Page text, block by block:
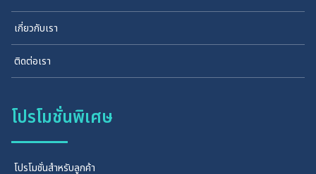
เกี่ยวกับเรา
ติดต่อเรา
โปรโมชั่นพิเศษ
โปรโมชั่นสำหรับลูกค้า